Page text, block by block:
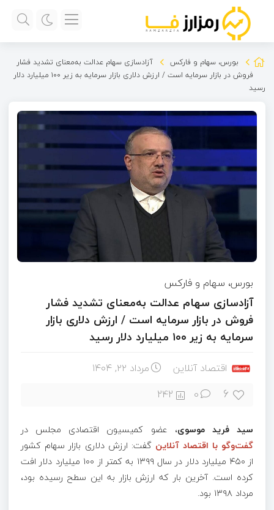
بورس، سهام و فارکس
آزادسازی سهام عدالت به‌معنای تشدید فشار
فروش در بازار سرمایه است / ارزش دلاری بازار سرمایه به زیر ۱۰۰ میلیارد دلار
رسید
بورس، سهام و فارکس
آزادسازی سهام عدالت به‌معنای تشدید فشار
فروش در بازار سرمایه است / ارزش دلاری بازار
سرمایه به زیر ۱۰۰ میلیارد دلار رسید
اقتصاد آنلاین مرداد ۲۲, ۱۴۰۴
6
0
242
سید فرید موسوی، عضو کمیسیون اقتصادی مجلس در
گفت‌وگو با اقتصاد آنلاین گفت: ارزش دلاری بازار سهام کشور
از ۴۵۰ میلیارد دلار در سال ۱۳۹۹ به کمتر از ۱۰۰ میلیارد دلار افت
کرده است. آخرین بار که ارزش بازار به این سطح رسیده بود،
مرداد ۱۳۹۸ بود.